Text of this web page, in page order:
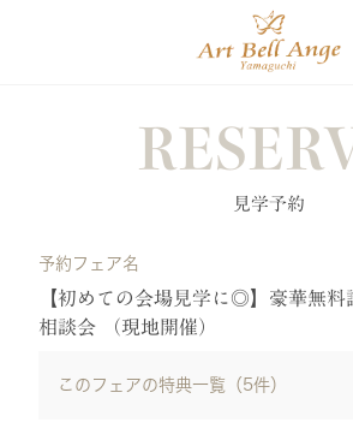
見学予約
予約フェア名
【初めての会場見学に◎】豪華無
相談会 （現地開催）
このフェアの特典一覧（ 5件）